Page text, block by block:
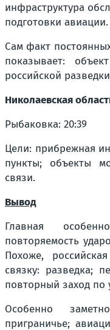
инфраструктура
подготовки авиации.
Сам факт
показывает:
российской
Николаевская
Рыбаковка: 20:39
Цели: прибрежная
пункты; объекты
связи.
Вывод
Главная
повторяемость
Похоже,
связку: разведка;
повторный заход по
Особенно
приграничье;